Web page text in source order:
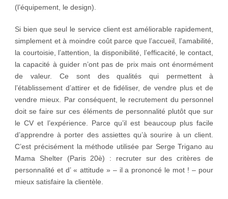
(l’équipement, le design).
Si bien que seul le service client est améliorable rapidement,
simplement et à moindre coût parce que l’accueil, l’amabilité,
la courtoisie, l’attention, la disponibilité, l’efficacité, le contact,
la capacité à guider n’ont pas de prix mais ont énormément
de valeur. Ce sont des qualités qui permettent à
l’établissement d’attirer et de fidéliser, de vendre plus et de
vendre mieux. Par conséquent, le recrutement du personnel
doit se faire sur ces éléments de personnalité plutôt que sur
le CV et l’expérience. Parce qu’il est beaucoup plus facile
d’apprendre à porter des assiettes qu’à sourire à un client.
C’est précisément la méthode utilisée par Serge Trigano au
Mama Shelter (Paris 20è) : recruter sur des critères de
personnalité et d’ « attitude » – il a prononcé le mot ! – pour
mieux satisfaire la clientèle.